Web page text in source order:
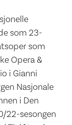
som 23-
som
Opera &
i Gianni
Nasjonale
i Den
22-sesongen